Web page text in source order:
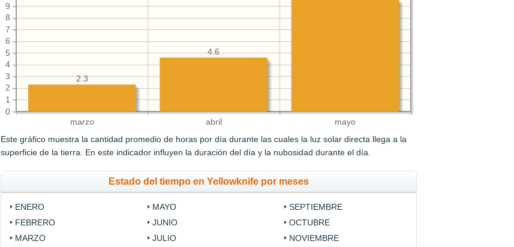
marzo abril mayo
0
1
2
3
4
5
6
7
8
9
4.6
2.3
Este gráfico muestra la cantidad promedio de horas por día durante las cuales la luz solar directa llega a la
superficie de la tierra. En este indicador influyen la duración del día y la nubosidad durante el día.
Estado del tiempo en Yellowknife por meses
ENERO
FEBRERO
MARZO
MAYO
JUNIO
JULIO
SEPTIEMBRE
OCTUBRE
NOVIEMBRE